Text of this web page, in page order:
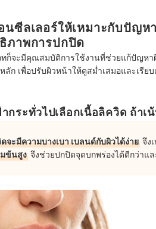
นซีลเลอร์ให้เหมาะกับปัญ
ภาพการปกปิด
ก็จะมีคุณสมบัติการใช้งานที่ช่วยแก้ปัญหา
ลัก เพื่อปรับผิวหน้าให้ดูสม่ำเสมอและเรีย
กระทั่วไปเลือกเนื้อลิควิด ถ้า
จะมีความบางเบา เบลนด์กับผิวได้ง่าย จึง
ข้นสูง จึงช่วยปกปิดจุดบกพร่องได้ดีกว่าแ